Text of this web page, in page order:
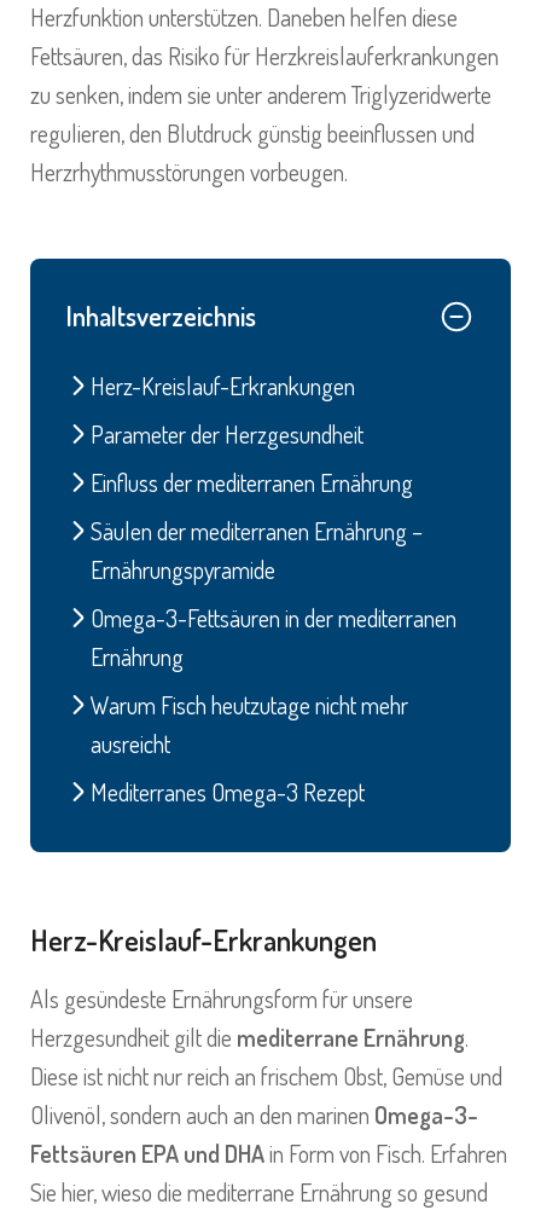
Herzfunktion unterstützen. Daneben helfen diese
Fettsäuren, das Risiko für Herzkreislauferkrankungen
zu senken, indem sie unter anderem Triglyzeridwerte
regulieren, den Blutdruck günstig beeinflussen und
Herzrhythmusstörungen vorbeugen.
Inhaltsverzeichnis
Herz-Kreislauf-Erkrankungen
Parameter der Herzgesundheit
Einfluss der mediterranen Ernährung
Säulen der mediterranen Ernährung –
Ernährungspyramide
Omega-3-Fettsäuren in der mediterranen
Ernährung
Warum Fisch heutzutage nicht mehr
ausreicht
Mediterranes Omega-3 Rezept
Herz-Kreislauf-Erkrankungen
Als gesündeste Ernährungsform für unsere
Herzgesundheit gilt die mediterrane Ernährung.
Diese ist nicht nur reich an frischem Obst, Gemüse und
Olivenöl, sondern auch an den marinen Omega-3-
Fettsäuren EPA und DHAin Form von Fisch. Erfahren
Sie hier, wieso die mediterrane Ernährung so gesund